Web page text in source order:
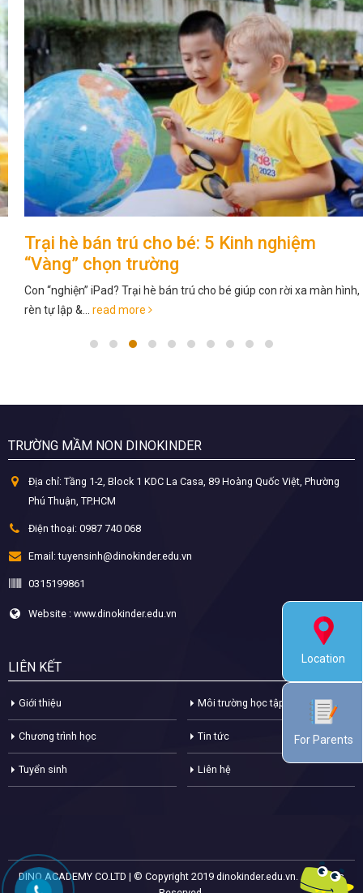
Trại hè bán trú cho bé: 5 Kinh nghiệm
“Vàng” chọn trường
Con “nghiện” iPad? Trại hè bán trú cho bé giúp con rời xa màn hình,
rèn tự lập &...read more
TRƯỜNG MẦM NON DINOKINDER
Địa chỉ: Tầng 1-2, Block 1 KDC La Casa, 89 Hoàng Quốc Việt, Phường
Phú Thuận, TP.HCM
Điện thoại: 0987 740 068
Email: tuyensinh@dinokinder.edu.vn
0315199861
Website : www.dinokinder.edu.vn
LIÊN KẾT
Giới thiệu
Chương trình học
Tuyển sinh
Môi trường học tập
Tin tức
Liên hệ
DINO ACADEMY CO.LTD | © Copyright 2019 dinokinder.edu.vn. All Rights
Location
For Parents